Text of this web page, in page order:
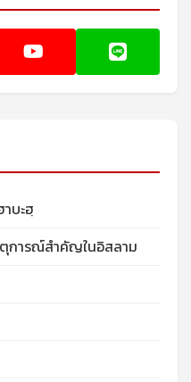
บะฮฺ
ตุการณ์สำคัญในอิสลาม